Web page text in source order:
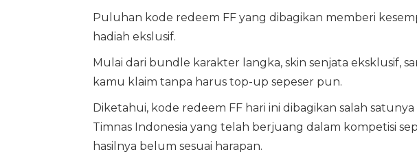
Puluhan kode redeem FF yang dibagikan memberi
hadiah ekslusif.
Mulai dari bundle karakter langka, skin senjata eksklusif,
kamu klaim tanpa harus top-up sepeser pun.
Diketahui, kode redeem FF hari ini dibagikan salah
Timnas Indonesia yang telah berjuang dalam kompetisi
hasilnya belum sesuai harapan.